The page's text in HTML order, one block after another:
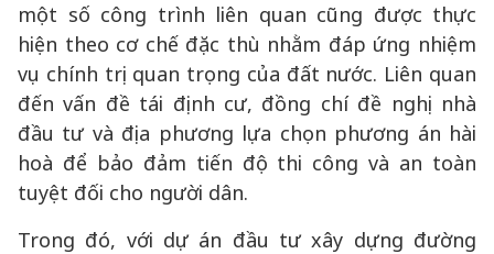
một số công trình liên quan cũng được thực
hiện theo cơ chế đặc thù nhằm đáp ứng nhiệm
vụ chính trị quan trọng của đất nước. Liên quan
đến vấn đề tái định cư, đồng chí đề nghị nhà
đầu tư và địa phương lựa chọn phương án hài
hoà để bảo đảm tiến độ thi công và an toàn
tuyệt đối cho người dân.
Trong đó, với dự án đầu tư xây dựng đường